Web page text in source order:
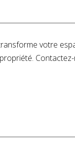
votre